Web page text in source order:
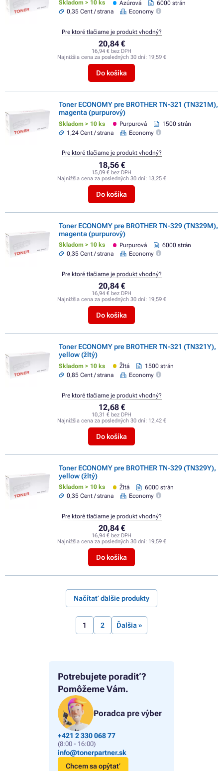
Potrebujete poradiť?
Pomôžeme Vám.
Poradca pre výber
+421 2 330 068 77
(8:00 - 16:00)
info@tonerpartner.sk
Chcem sa opýtať
Skladom > 10 ks Azúrová
6000 strán
0,35 Cent / strana
Economy
20,84 €
16,94 € bez DPH
Najnižšia cena za posledných 30 dní: 19,59 €
Do košíka
Pre ktoré tlačiarne je produkt vhodný?
Toner ECONOMY pre BROTHER TN-321 (TN321M),
magenta (purpurový)
Skladom > 10 ks Purpurová
1500 strán
1,24 Cent / strana
Economy
18,56 €
15,09 € bez DPH
Najnižšia cena za posledných 30 dní: 13,25 €
Do košíka
Pre ktoré tlačiarne je produkt vhodný?
Toner ECONOMY pre BROTHER TN-329 (TN329M),
magenta (purpurový)
Skladom > 10 ks Purpurová
6000 strán
0,35 Cent / strana
Economy
20,84 €
16,94 € bez DPH
Najnižšia cena za posledných 30 dní: 19,59 €
Do košíka
Pre ktoré tlačiarne je produkt vhodný?
Toner ECONOMY pre BROTHER TN-321 (TN321Y),
yellow (žltý)
Skladom > 10 ks Žltá
1500 strán
0,85 Cent / strana
Economy
12,68 €
10,31 € bez DPH
Najnižšia cena za posledných 30 dní: 12,42 €
Do košíka
Pre ktoré tlačiarne je produkt vhodný?
Toner ECONOMY pre BROTHER TN-329 (TN329Y),
yellow (žltý)
Skladom > 10 ks Žltá
6000 strán
0,35 Cent / strana
Economy
20,84 €
16,94 € bez DPH
Najnižšia cena za posledných 30 dní: 19,59 €
Do košíka
Pre ktoré tlačiarne je produkt vhodný?
Načítať ďalšie produkty
1 2 Ďalšia »